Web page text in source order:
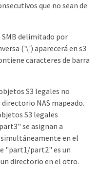
que no sean de
SMB delimitado por
('\') aparecerá en s3
caracteres de barra
S3 legales no
NAS mapeado.
S3 legales
se asignan a
en el
"part1/part2" es un
directorio en el otro.